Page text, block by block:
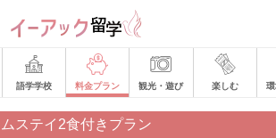
語学学校 料金プラン 観光・遊び 楽しむ
ステイ2食付きプラン